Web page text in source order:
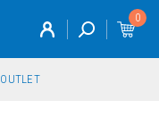
0
OUTLET